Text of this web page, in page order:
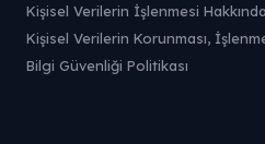
Kişisel Verilerin İşlenmesi
Kişisel Verilerin Korunması,
Bilgi Güvenliği Politikası